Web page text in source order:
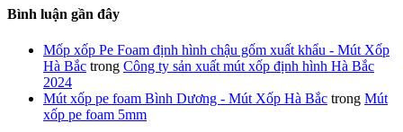
Bình luận gần đây
Mốp xốp Pe Foam định hình chậu gốm xuất khẩu - Mút Xốp
Hà Bắc trong Công ty sản xuất mút xốp định hình Hà Bắc
2024
Mút xốp pe foam Bình Dương - Mút Xốp Hà Bắc trong Mút
xốp pe foam 5mm